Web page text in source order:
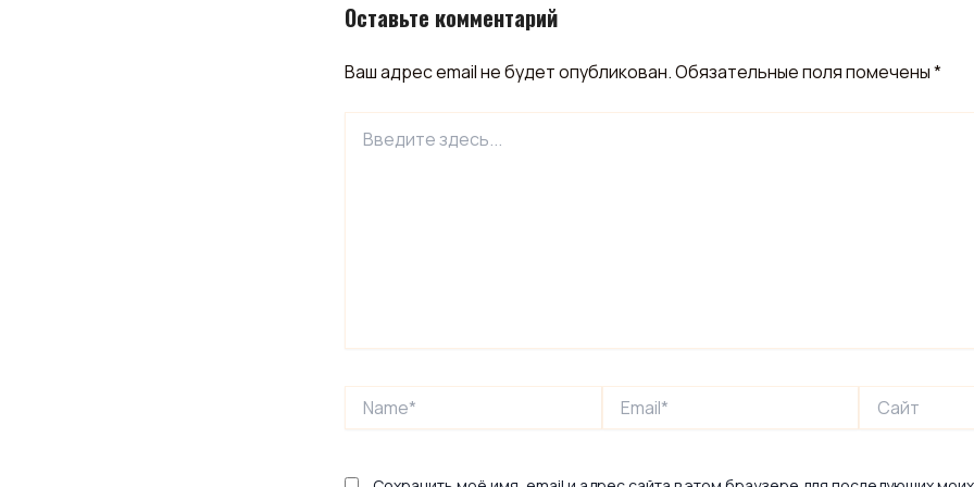
Оставьте комментарий
Ваш адрес email не будет опубликован.Обязательные поля помечены*
здесь...